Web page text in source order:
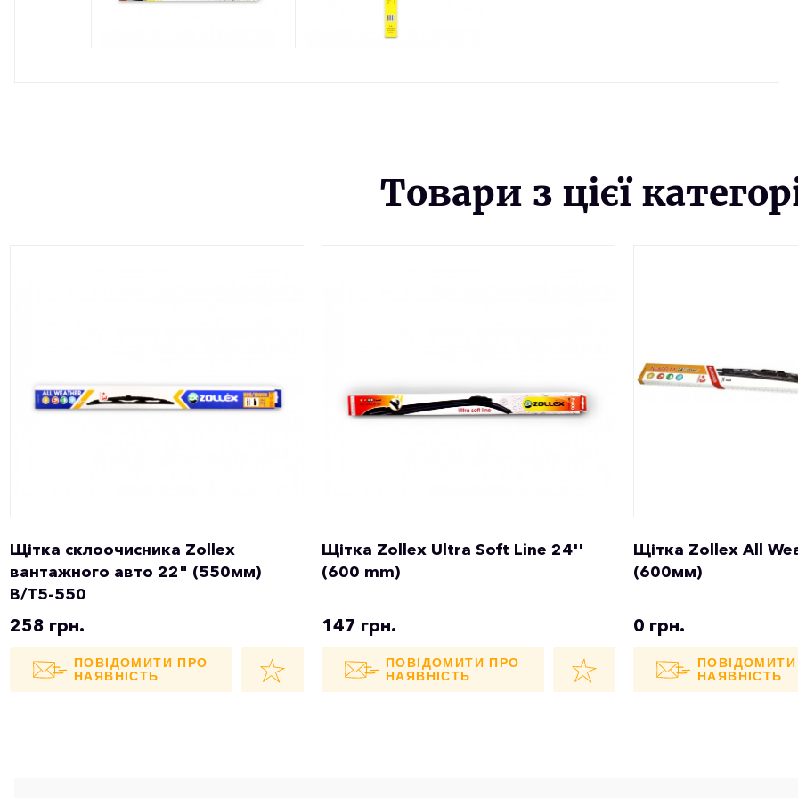
Товари з цієї
Щітка склоочисника Zollex
вантажного авто 22" (550мм)
B/T5-550
258 грн.
ПОВІДОМИТИ ПРО
НАЯВНІСТЬ
Щітка Zollex Ultra Soft Line 24''
(600 mm)
147 грн.
ПОВІДОМИТИ ПРО
НАЯВНІСТЬ
Щітка Zollex All
(600мм)
0 грн.
НАЯВНІСТЬ